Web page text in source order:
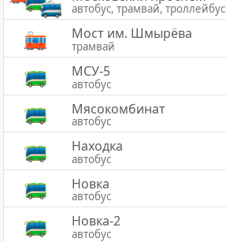
автобус, трамвай, троллейбус
Мост им. Шмырёва
трамвай
МСУ-5
автобус
Мясокомбинат
автобус
Находка
автобус
Новка
автобус
Новка-2
автобус